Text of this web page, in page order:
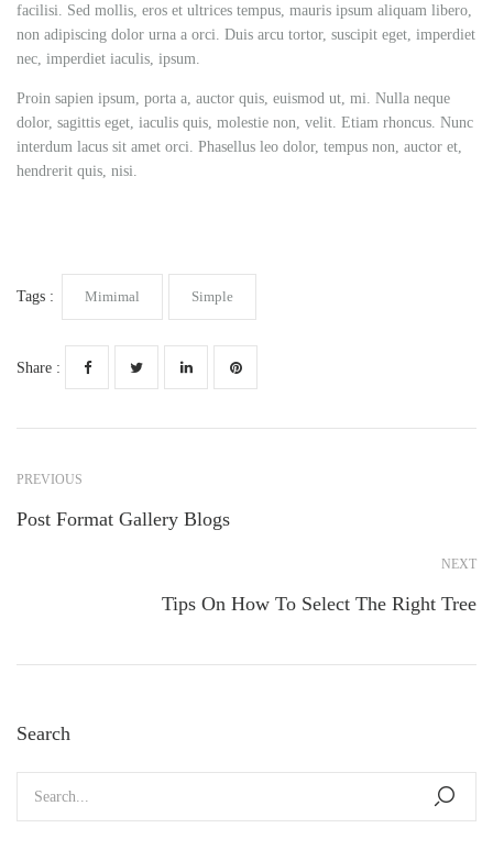
Search
facilisi. Sed mollis, eros et ultrices tempus, mauris ipsum aliquam libero,
non adipiscing dolor urna a orci. Duis arcu tortor, suscipit eget, imperdiet
nec, imperdiet iaculis, ipsum.
Proin sapien ipsum, porta a, auctor quis, euismod ut, mi. Nulla neque
dolor, sagittis eget, iaculis quis, molestie non, velit. Etiam rhoncus. Nunc
interdum lacus sit amet orci. Phasellus leo dolor, tempus non, auctor et,
hendrerit quis, nisi.
Tags : Mimimal Simple
Share :
PREVIOUS
Post Format Gallery Blogs
NEXT
Tips On How To Select The Right Tree